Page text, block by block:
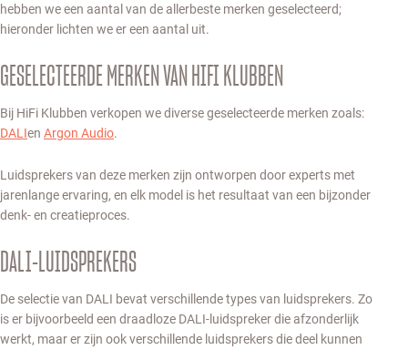
hebben we een aantal van de allerbeste merken geselecteerd;
hieronder lichten we er een aantal uit.
GESELECTEERDE MERKEN VAN HIFI KLUBBEN
Bij HiFi Klubben verkopen we diverse geselecteerde merken zoals:
DALIen Argon Audio.
Luidsprekers van deze merken zijn ontworpen door experts met
jarenlange ervaring, en elk model is het resultaat van een bijzonder
denk- en creatieproces.
DALI-LUIDSPREKERS
De selectie van DALI bevat verschillende types van luidsprekers. Zo
is er bijvoorbeeld een draadloze DALI-luidspreker die afzonderlijk
werkt, maar er zijn ook verschillende luidsprekers die deel kunnen